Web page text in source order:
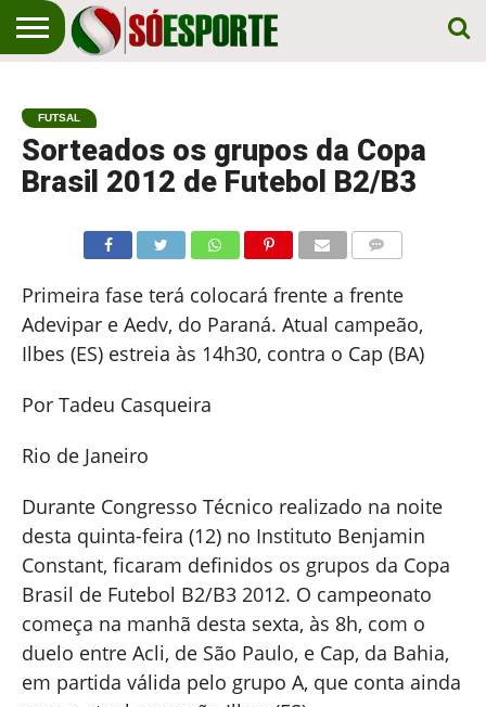
EM
PRIMEIRO
ESPORTE
FUTSAL
Sorteados os grupos da Copa
Brasil 2012 de Futebol B2/B3
Primeira fase terá colocará frente a frente
Adevipar e Aedv, do Paraná. Atual campeão,
Ilbes (ES) estreia às 14h30, contra o Cap (BA)
Por Tadeu Casqueira
Rio de Janeiro
Durante Congresso Técnico realizado na noite
desta quinta-feira (12) no Instituto Benjamin
Constant, ficaram definidos os grupos da Copa
Brasil de Futebol B2/B3 2012. O campeonato
começa na manhã desta sexta, às 8h, com o
duelo entre Acli, de São Paulo, e Cap, da Bahia,
em partida válida pelo grupo A, que conta ainda